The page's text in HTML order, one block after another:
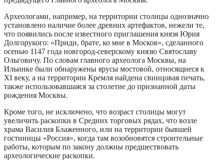
Археологами, например, на территории столицы однозначно
установлено наличие более древних артефактов, нежели те,
что появились после известного приглашения князя Юрия
Долгорукого: «Приди, брате, ко мне в Москов», сделанного
осенью 1147 года новгород-северскому князю Святославу
Ольговичу. По словам главного археолога Москвы, на
Ильинке были обнаружены ярусы мостовой, относящиеся к
XI веку, а на территории Кремля найдена свинцовая печать,
также использовавшаяся за столетие до признанной даты
рождения Москвы.
Кроме того, не исключено, что возраст столицы могут
увеличить раскопки в Средних торговых рядах, что возле
храма Василия Блаженного, или на территории бывшей
гостиницы «Россия», когда там возобновятся строительные
работы, которым по закону должны предшествовать
археологические раскопки.